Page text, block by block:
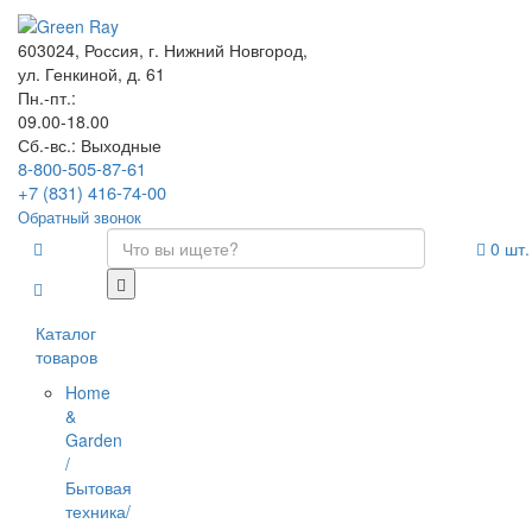
603024, Россия, г. Нижний Новгород,
ул. Генкиной, д. 61
Пн.-пт.:
09.00-18.00
Сб.-вс.: Выходные
8-800-505-87-61
+7 (831) 416-74-00
Обратный звонок
Каталог
товаров
Home
&
Garden
/
Бытовая
техника/
0